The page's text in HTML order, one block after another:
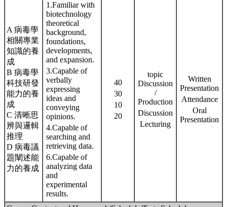
A 病毒學
相關專業
知識的養
成
B 病毒學
科技研發
能力的養
成
C 清晰思
辨與邏輯
推理
D 病毒議
題闡述能
力的養成
1.Familiar with
biotechnology
theoretical
background,
foundations,
developments,
and expansion.
3.Capable of
verbally
expressing
ideas and
conveying
opinions.
4.Capable of
searching and
retrieving data.
6.Capable of
analyzing data
and
experimental
results.
40
30
10
20
topic
Discussion
/
Production
Discussion
Lecturing
Written
Presentation
Attendance
Oral
Presentation